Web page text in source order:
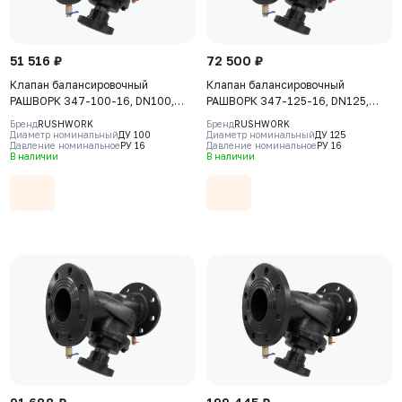
51 516 ₽
Клапан балансировочный
РАШВОРК 347-100-16, DN100,
PN16, корпус - чугун GJS-400-15
(GGG40), клапан - нерж. сталь
CF8, уплотнение - EPDM, Ф/Ф
БрендRUSHWORK
Диаметр номинальныйДУ 100
Давление номинальноеРУ 16
В наличии
72 500 ₽
Клапан балансировочный
РАШВОРК 347-125-16, DN125,
PN16, корпус - чугун GJS-400-15
(GGG40), клапан - нерж. сталь
CF8, уплотнение - EPDM, Ф/Ф
БрендRUSHWORK
Диаметр номинальныйДУ 125
Давление номинальноеРУ 16
В наличии